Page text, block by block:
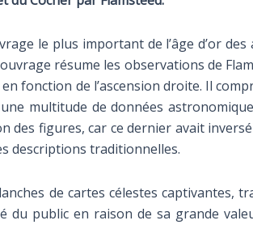
le plus important de l’âge d’or
résume les observations de
fonction de l’ascension droite. Il
multitude de données
figures, car ce dernier avait
descriptions traditionnelles.
de cartes célestes captivantes,
public en raison de sa grande